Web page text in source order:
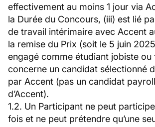
effectivement au moins 1 jour via
la Durée du Concours, (iii) est lié
de travail intérimaire avec Accent
la remise du Prix (soit le 5 juin
engagé comme étudiant jobiste
concerne un candidat sélectionné
par Accent (pas un candidat
d’Accent).
1.2. Un Participant ne peut
fois et ne peut prétendre qu’une